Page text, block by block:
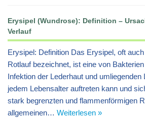
Erysipel (Wundrose): Definition –
Verlauf
Erysipel: Definition Das Erysipel, oft
Rotlauf bezeichnet, ist eine von
Infektion der Lederhaut und umliegenden
jedem Lebensalter auftreten kann und
stark begrenzten und flammenförmigen
allgemeinen… Weiterlesen »